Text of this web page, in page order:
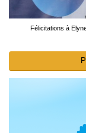
Félicitations à